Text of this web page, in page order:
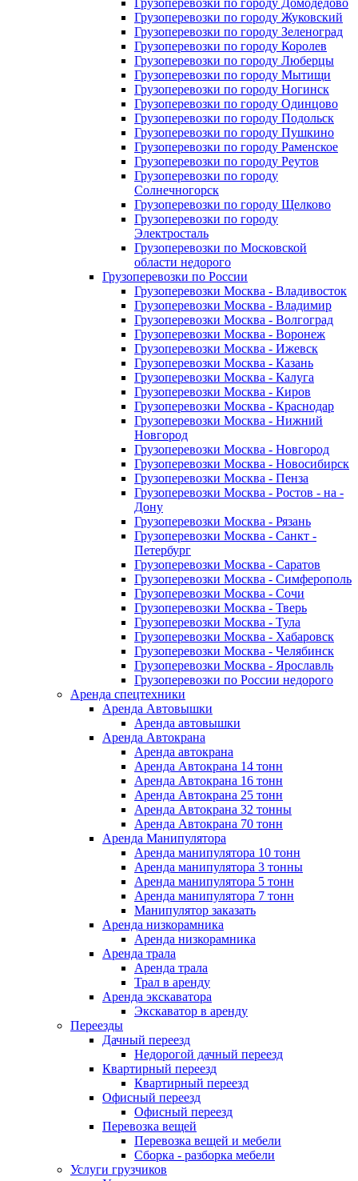
Грузоперевозки по городу Домодедово
Грузоперевозки по городу Жуковский
Грузоперевозки по городу Зеленоград
Грузоперевозки по городу Королев
Грузоперевозки по городу Люберцы
Грузоперевозки по городу Мытищи
Грузоперевозки по городу Ногинск
Грузоперевозки по городу Одинцово
Грузоперевозки по городу Подольск
Грузоперевозки по городу Пушкино
Грузоперевозки по городу Раменское
Грузоперевозки по городу Реутов
Грузоперевозки по городу
Солнечногорск
Грузоперевозки по городу Щелково
Грузоперевозки по городу
Электросталь
Грузоперевозки по Московской
области недорого
Грузоперевозки по России
Грузоперевозки Москва - Владивосток
Грузоперевозки Москва - Владимир
Грузоперевозки Москва - Волгоград
Грузоперевозки Москва - Воронеж
Грузоперевозки Москва - Ижевск
Грузоперевозки Москва - Казань
Грузоперевозки Москва - Калуга
Грузоперевозки Москва - Киров
Грузоперевозки Москва - Краснодар
Грузоперевозки Москва - Нижний
Новгород
Грузоперевозки Москва - Новгород
Грузоперевозки Москва - Новосибирск
Грузоперевозки Москва - Пенза
Грузоперевозки Москва - Ростов - на -
Дону
Грузоперевозки Москва - Рязань
Грузоперевозки Москва - Санкт -
Петербург
Грузоперевозки Москва - Саратов
Грузоперевозки Москва - Симферополь
Грузоперевозки Москва - Сочи
Грузоперевозки Москва - Тверь
Грузоперевозки Москва - Тула
Грузоперевозки Москва - Хабаровск
Грузоперевозки Москва - Челябинск
Грузоперевозки Москва - Ярославль
Грузоперевозки по России недорого
Аренда спецтехники
Аренда Автовышки
Аренда автовышки
Аренда Автокрана
Аренда автокрана
Аренда Автокрана 14 тонн
Аренда Автокрана 16 тонн
Аренда Автокрана 25 тонн
Аренда Автокрана 32 тонны
Аренда Автокрана 70 тонн
Аренда Манипулятора
Аренда манипулятора 10 тонн
Аренда манипулятора 3 тонны
Аренда манипулятора 5 тонн
Аренда манипулятора 7 тонн
Манипулятор заказать
Аренда низкорамника
Аренда низкорамника
Аренда трала
Аренда трала
Трал в аренду
Аренда экскаватора
Экскаватор в аренду
Переезды
Дачный переезд
Недорогой дачный переезд
Квартирный переезд
Квартирный переезд
Офисный переезд
Офисный переезд
Перевозка вещей
Перевозка вещей и мебели
Сборка - разборка мебели
Услуги грузчиков